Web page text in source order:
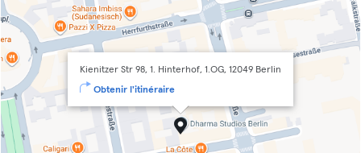
Kienitzer Str 98, 1. Hinterhof, 1.OG, 12049 Berlin
Obtenir l'itinéraire